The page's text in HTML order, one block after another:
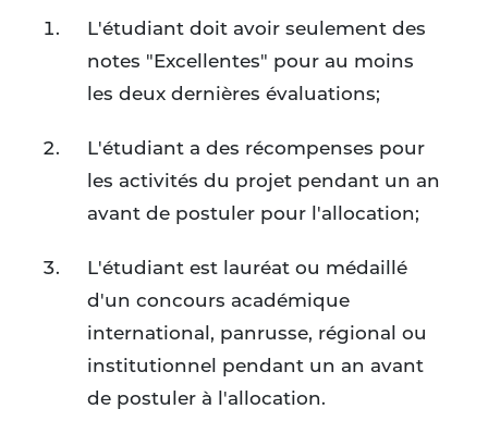
L'étudiant doit avoir seulement des
notes "Excellentes" pour au moins
les deux dernières évaluations;
L'étudiant a des récompenses pour
les activités du projet pendant un an
avant de postuler pour l'allocation;
L'étudiant est lauréat ou médaillé
d'un concours académique
international, panrusse, régional ou
institutionnel pendant un an avant
de postuler à l'allocation.